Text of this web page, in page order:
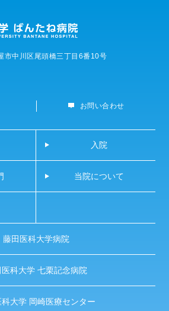
市中川区尾頭橋三丁目6番10号
お問い合わせ
入院
当院について
藤田医科大学病院
科大学 七栗記念病院
大学 岡崎医療センター